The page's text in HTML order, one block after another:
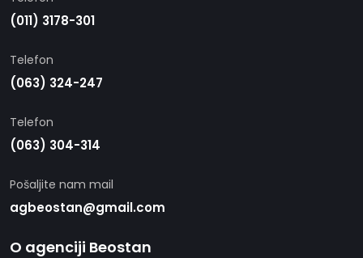
(011) 3178-301
Telefon
(063) 324-247
Telefon
(063) 304-314
Pošaljite nam mail
agbeostan@gmail.com
O agenciji Beostan